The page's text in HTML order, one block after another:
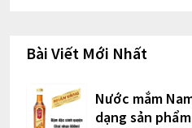
Bài Viết Mới Nhất
Nước mắm
dạng sản